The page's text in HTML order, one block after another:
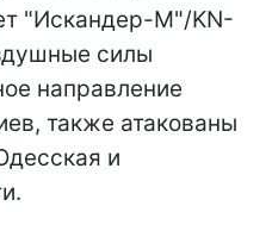
"Искандер-М"/KN-
силы
направление
также атакованы
и